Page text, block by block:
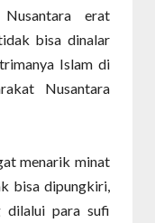
erat
bisa dinalar
Islam di
Nusantara
menarik minat
bisa dipungkiri,
dilalui para sufi